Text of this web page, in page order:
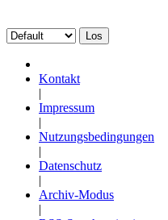
Kontakt
|
Impressum
|
Nutzungsbedingungen
|
Datenschutz
|
Archiv-Modus
|